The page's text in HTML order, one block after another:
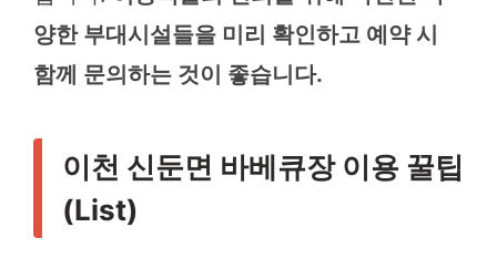
양한 부대시설들을 미리 확인하고 예약 시
함께 문의하는 것이 좋습니다.
이천 신둔면 바베큐장 이용 꿀팁
(List)